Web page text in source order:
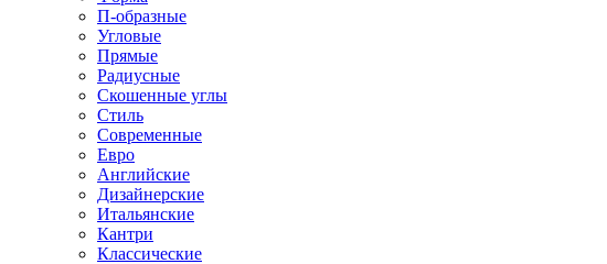
П-образные
Угловые
Прямые
Радиусные
Скошенные углы
Стиль
Современные
Евро
Английские
Дизайнерские
Итальянские
Кантри
Классические